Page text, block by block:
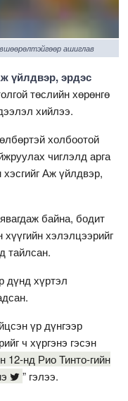
ашиглав
үйлдвэр, эрдэс
төслийн хөрөнгө
хийлээ.
холбоотой
чиглэлд арга
Аж үйлдвэр,
байна, бодит
хүүгийн хэлэлцээрийг
тайлсан.
дүнд хүртэл
үр дүнгээр
ч хүргэнэ гэсэн
12-нд Рио Тинто-гийн
” гэлээ.